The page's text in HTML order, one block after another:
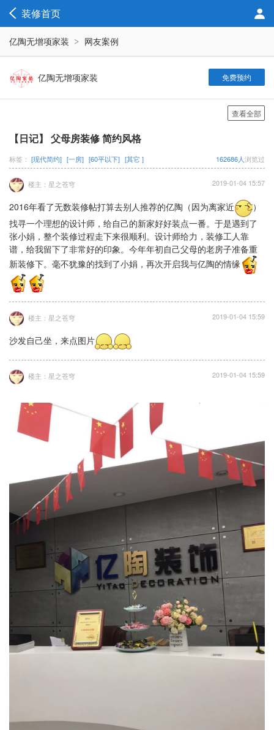
装修首页
亿陶无增项家装 网友案例
亿陶无增项家装 免费预约
查看全部
【日记】 父母房装修 简约风格
标签： [现代简约] [一房] [60平以下] [其它 ] 162686人浏览过
楼主：星之苍穹 2019-01-04 15:57
2016年看了无数装修帖打算去别人推荐的亿陶（因为离家近
）
找寻一个理想的设计师，给自己的新家好好装点一番。于是遇到了
张小娟，整个装修过程走下来很顺利。设计师给力，装修工人靠
谱，给我留下了非常好的印象。今年年初自己父母的老房子准备重
新装修下。毫不犹豫的找到了小娟，再次开启我与亿陶的情缘
楼主：星之苍穹 2019-01-04 15:59
沙发自己坐，来点图片
楼主：星之苍穹 2019-01-04 15:59